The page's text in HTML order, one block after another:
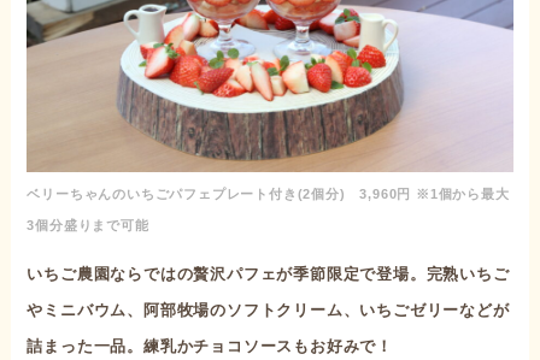
ベリーちゃんのいちごパフェプレート付き(2個分) 3,960円 ※1個から最大
3個分盛りまで可能
いちご農園ならではの贅沢パフェが季節限定で登場。完熟いちご
やミニバウム、阿部牧場のソフトクリーム、いちごゼリーなどが
詰まった一品。練乳かチョコソースもお好みで！